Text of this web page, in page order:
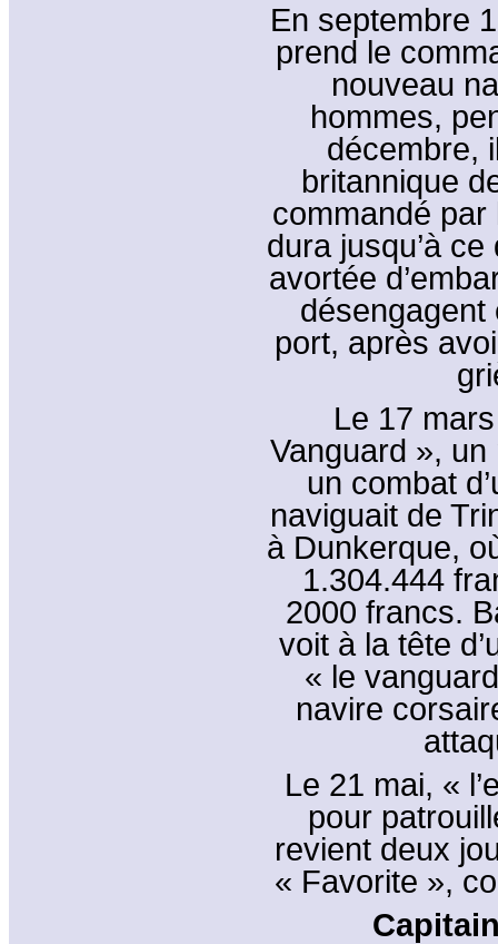
En septembre
prend le
nouveau
hommes,
décembre,
britannique
commandé par
dura jusqu’à
avortée
désengagent
port, après
Le 17
Vanguard »,
un combat
naviguait de
à Dunkerque,
1.304.444
2000 francs.
voit à la tête
« le
navire
Le 21 mai, «
pour
revient deux
« Favorite »,